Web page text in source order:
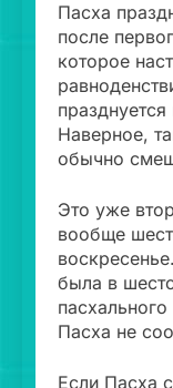
Пасха
после
которое
Наверное,
обычно
Это уже
вообще
была в
Пасха не
Если Пасха